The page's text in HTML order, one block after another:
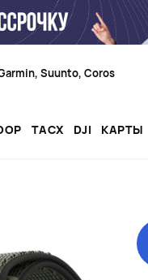
Suunto, Coros
TACX DJI КАРТЫ